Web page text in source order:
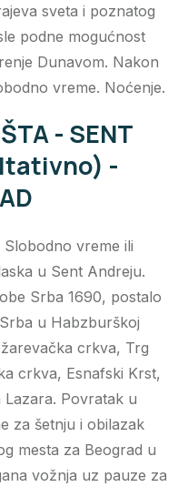
sveta i poznatog
podne mogućnost
Dunavom. Nakon
vreme. Noćenje.
- SENT
-
vreme ili
u Sent Andreju.
Srba 1690, postalo
u Habzburškoj
crkva, Trg
crkva, Esnafski Krst,
Povratak u
za šetnju i obilazak
mesta za Beograd u
vožnja uz pauze za